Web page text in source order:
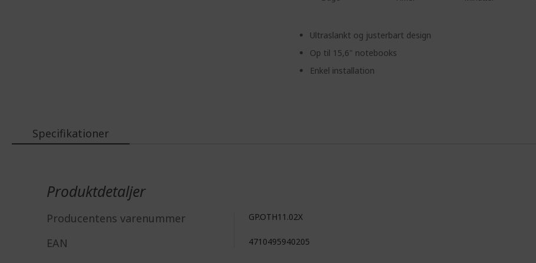
Ultraslankt og justerbart design
Op til 15,6" notebooks
Enkel installation
Specifikationer
Produktdetaljer
Producentens varenummer GP.OTH11.02X
EAN 4710495940205